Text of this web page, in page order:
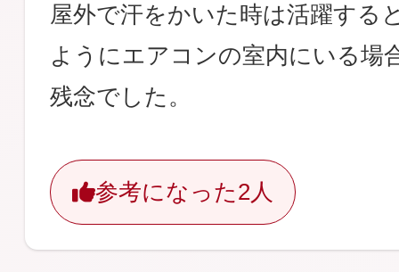
屋外で汗をかいた時は活躍する
ようにエアコンの室内にいる場
残念でした。
参考になった2人